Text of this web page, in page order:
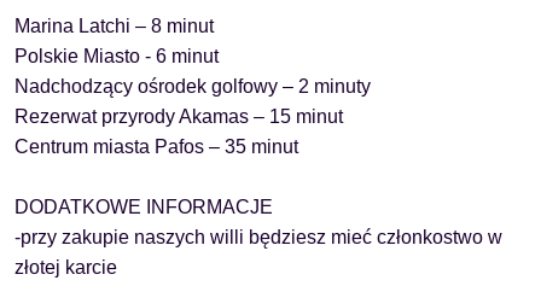
Marina Latchi – 8 minut
Polskie Miasto - 6 minut
Nadchodzący ośrodek golfowy – 2 minuty
Rezerwat przyrody Akamas – 15 minut
Centrum miasta Pafos – 35 minut
DODATKOWE INFORMACJE
-przy zakupie naszych willi będziesz mieć członkostwo w
złotej karcie